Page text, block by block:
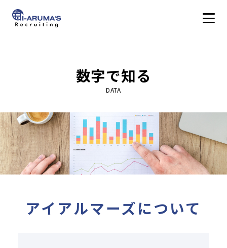
アイアルマーズ株式
仕事を知る
PEOPLE
社員を知る
CULTURE
数字で知る
DATA
アイアルマーズについて